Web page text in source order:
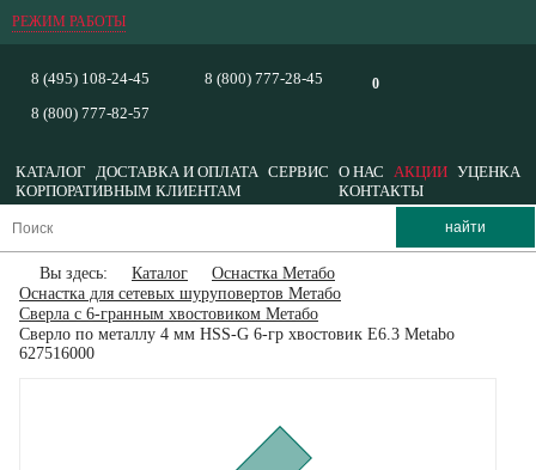
РЕЖИМ РАБОТЫ
0
8 (495) 108-24-45
8 (800) 777-82-57
8 (800) 777-28-45
КАТАЛОГ ДОСТАВКА И ОПЛАТА СЕРВИС О НАС АКЦИИ УЦЕНКА
КОРПОРАТИВНЫМ КЛИЕНТАМ
КОНТАКТЫ
Вы здесь: Каталог
Оснастка Метабо
Оснастка для сетевых шуруповертов Метабо
Сверла с 6-гранным хвостовиком Метабо
Сверло по металлу 4 мм HSS-G 6-гр хвостовик Е6.3 Metabo
627516000